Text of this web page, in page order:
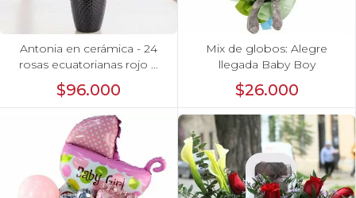
Antonia en cerámica - 24
rosas ecuatorianas rojo e
hypericum
$96.000
Mix de globos: Alegre
llegada Baby Boy
$26.000